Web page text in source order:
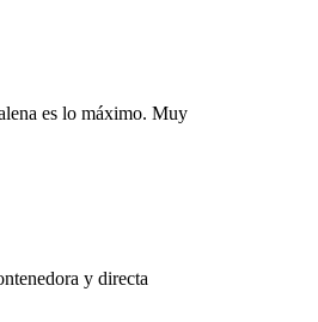
es lo máximo. Muy
y directa